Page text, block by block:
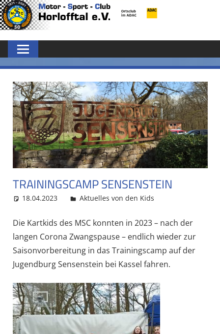
Zum
Inhalt
MSC
HORLOFFTAL
E.V.
TRAININGSCAMP SENSENSTEIN
18.04.2023 MSC Admin
Aktuelles von den Kids
Die Kartkids des MSC konnten in 2023 – nach der
langen Corona Zwangspause – endlich wieder zur
Saisonvorbereitung in das Trainingscamp auf der
Jugendburg Sensenstein bei Kassel fahren.